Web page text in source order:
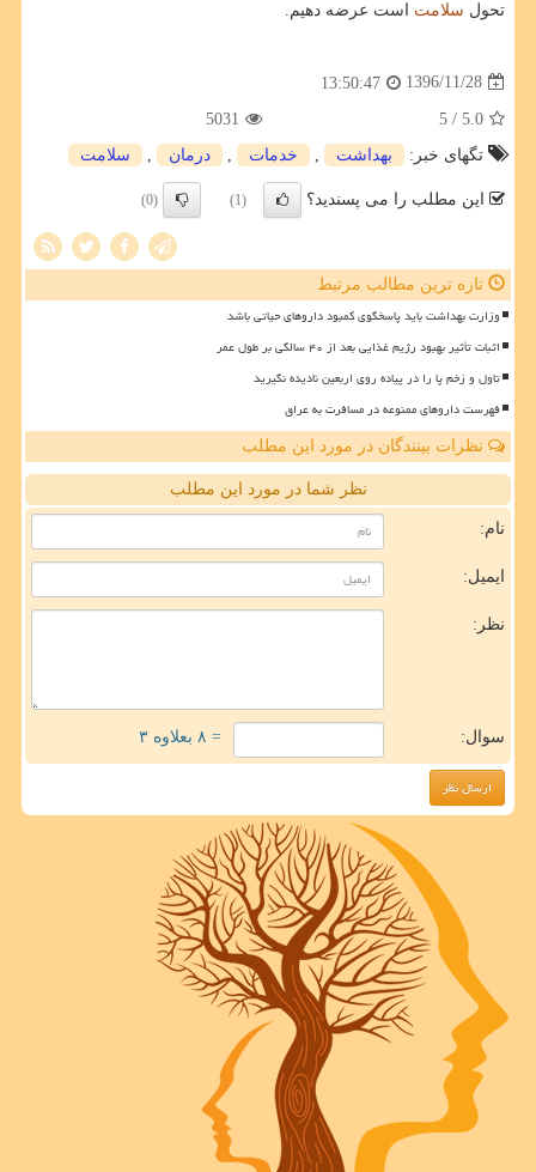
تحول سلامت است عرضه دهیم.
1396/11/28
13:50:47
5.0
/ 5
5031
تگهای خبر:
بهداشت خدمات درمان سلامت
این مطلب را می پسندید؟ (1)
(0)
تازه ترین مطالب مرتبط
وزارت بهداشت باید پاسخگوی کمبود داروهای حیاتی باشد
اثبات تأثیر بهبود رژیم غذایی بعد از ۴۰ سالگی بر طول عمر
تاول و زخم پا را در پیاده روی اربعین نادیده نگیرید
فهرست داروهای ممنوعه در مسافرت به عراق
نظرات بینندگان در مورد این مطلب
نظر شما در مورد این مطلب
نام:
ایمیل:
نظر:
سوال: = ۸ بعلاوه ۳